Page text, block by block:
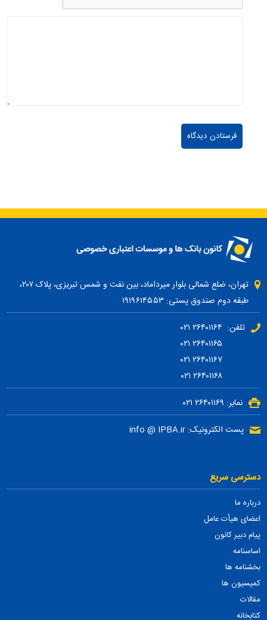
تهران، ضلع شمالی بلوار میرداماد، بین نفت و شمس تبریزی، پلاک ۲۰۷،
طبقه دوم صندوق پستی: ۱۹۱۹۶۱۴۵۵۳
تلفن: ۲۶۴۰۱۱۶۴ ۰۲۱
۲۶۴۰۱۱۶۷ ۰۲۱
۲۶۴۰۱۱۶۸ ۰۲۱
نمابر: ۲۶۴۰۱۱۶۹ ۰۲۱
پست الکترونیک: info @ IPBA.ir
دسترسی سریع
درباره ما
اعضای هیأت عامل
پیام دبیر کانون
اساسنامه
بخشنامه ها
کمیسیون ها
مقالات
کتابخانه